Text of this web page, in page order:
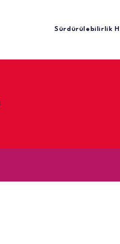
Sürdürülebilirlik